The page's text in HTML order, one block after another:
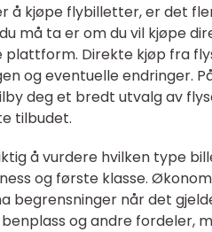
å kjøpe flybilletter, er det
må ta er om du vil kjøpe
plattform. Direkte kjøp fra
og eventuelle endringer.
deg et bredt utvalg av
tilbudet.
å vurdere hvilken type
og første klasse.
begrensninger når det
og andre fordeler,